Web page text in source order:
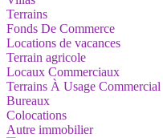
Terrains
Fonds De Commerce
Locations de vacances
Terrain agricole
Locaux Commerciaux
Terrains À Usage Commercial
Bureaux
Colocations
Autre immobilier